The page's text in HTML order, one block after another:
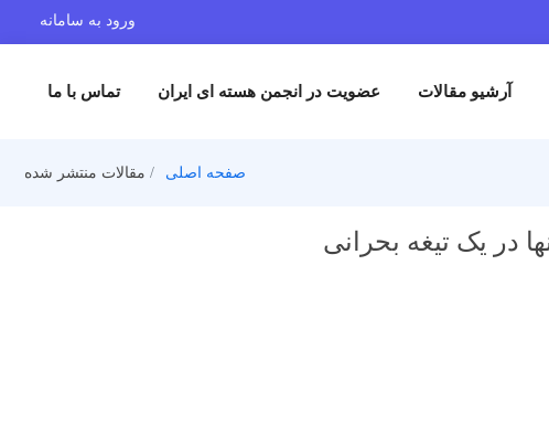
ورود به سامانه
آرشیو مقالات عضویت در انجمن هسته ای ایران تماس با ما
صفحه اصلی مقالات منتشر شده